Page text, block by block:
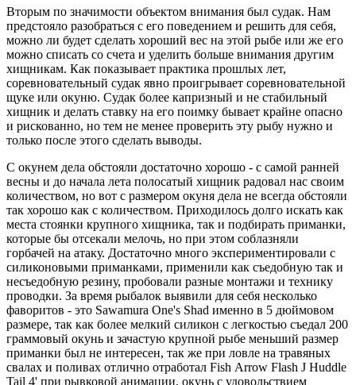
Вторым по значимости объектом внимания был судак. Нам
предстояло разобраться с его поведением и решить для себя,
можно ли будет сделать хороший вес на этой рыбе или же его
можно списать со счета и уделить больше внимания другим
хищникам. Как показывает практика прошлых лет,
соревновательный судак явно проигрывает соревновательной
щуке или окуню. Судак более капризный и не стабильный
хищник и делать ставку на его поимку бывает крайне опасно
и рискованно, но тем не менее проверить эту рыбу нужно и
только после этого сделать выводы.
С окунем дела обстояли достаточно хорошо - с самой ранней
весны и до начала лета полосатый хищник радовал нас своим
количеством, но вот с размером окуня дела не всегда обстояли
так хорошо как с количеством. Приходилось долго искать как
места стоянки крупного хищника, так и подбирать приманки,
которые бы отсекали мелочь, но при этом соблазняли
горбачей на атаку. Достаточно много экспериментировали с
силиконовыми приманками, применили как съедобную так и
несъедобную резину, пробовали разные монтажи и технику
проводки. За время рыбалок выявили для себя несколько
фаворитов - это Sawamura One's Shad именно в 5 дюймовом
размере, так как более мелкий силикон с легкостью съедал 200
граммовый окунь и зачастую крупной рыбе меньший размер
приманки был не интересен, так же при ловле на травяных
свалах и поливах отлично отработал Fish Arrow Flash J Huddle
Tail 4' при рывковой анимации, окунь с удовольствием